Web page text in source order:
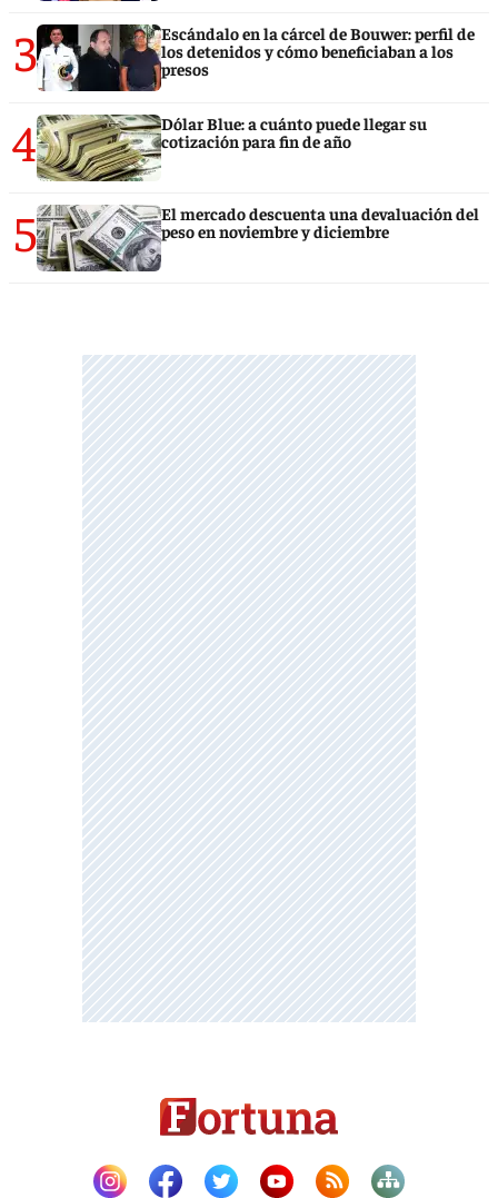
3
Escándalo en la cárcel de Bouwer: perfil de
los detenidos y cómo beneficiaban a los
presos
4
Dólar Blue: a cuánto puede llegar su
cotización para fin de año
5
El mercado descuenta una devaluación del
peso en noviembre y diciembre